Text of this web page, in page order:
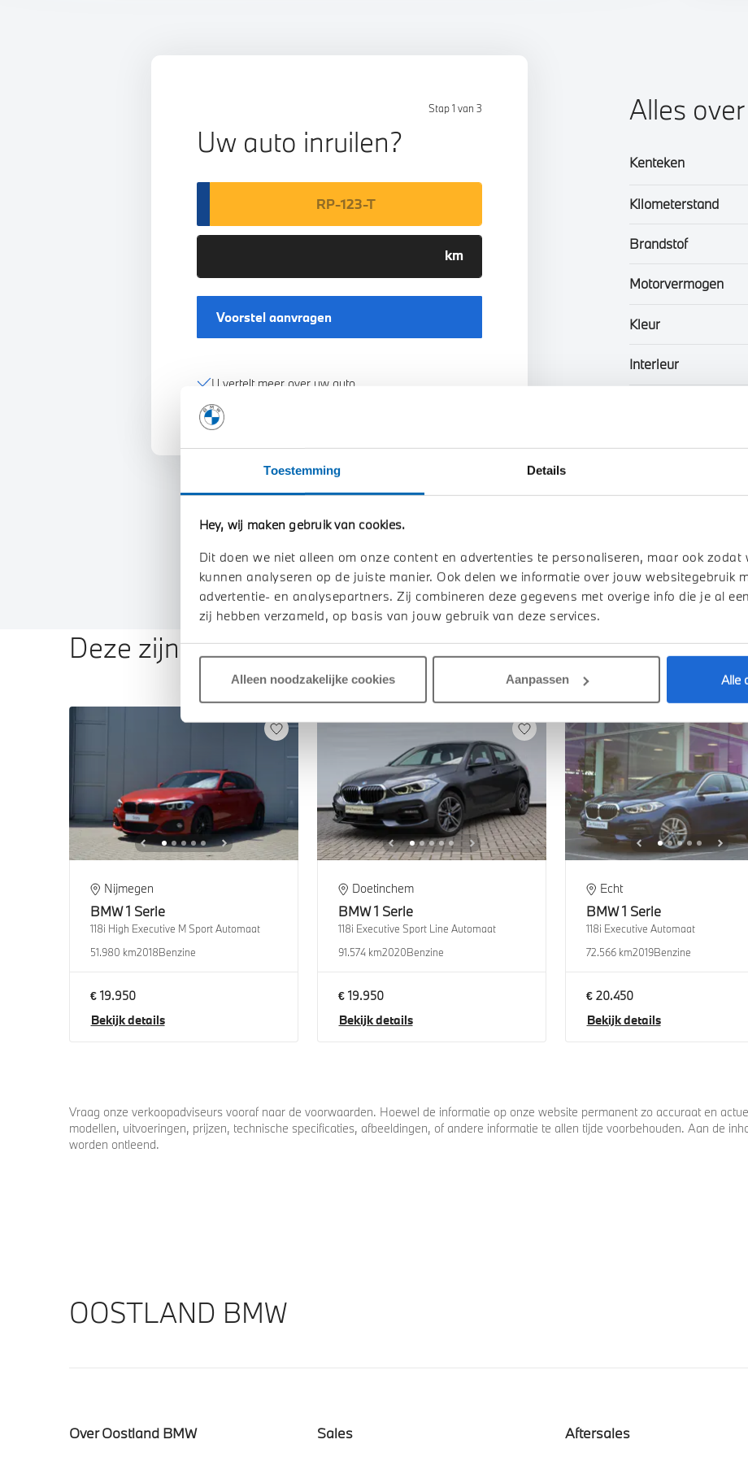
Toestemming Details
Hey, wij maken gebruik van cookies.
Dit doen we niet alleen om onze content en advertenties te personaliseren, maar ook zodat
kunnen analyseren op de juiste manier. Ook delen we informatie over jouw websitegebruik
advertentie- en analysepartners. Zij combineren deze gegevens met overige info die je al
zij hebben verzameld, op basis van jouw gebruik van deze services.
Alleen noodzakelijke cookies Aanpassen Alle
Stap 1 van 3
Uw auto inruilen?
Voorstel aanvragen
U vertelt meer over uw auto
We verrekenen de waarde van uw auto
Alles
Kenteken
Kilometerstand
Brandstof
Motorvermogen
Kleur
Interieur
Toon alle
Deze zijn vergelijkbaar
Nijmegen
BMW 1 Serie
118i High Executive M Sport Automaat
51.980 km2018Benzine
€ 19.950
Bekijk details
Doetinchem
BMW 1 Serie
118i Executive Sport Line Automaat
91.574 km2020Benzine
€ 19.950
Bekijk details
Echt
BMW 1 Serie
118i Executive Automaat
72.566 km2019Benzine
€ 20.450
Bekijk details
Vraag onze verkoopadviseurs vooraf naar de voorwaarden. Hoewel de informatie op onze website permanent zo accuraat en
modellen, uitvoeringen, prijzen, technische specificaties, afbeeldingen, of andere informatie te allen tijde voorbehouden. Aan de
worden ontleend.
OOSTLAND BMW
Over Oostland BMW Sales Aftersales